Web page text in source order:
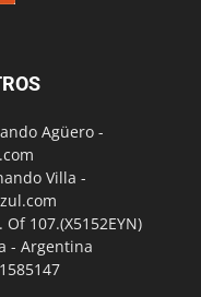
Agüero -
Villa -
107.(X5152EYN)
- Argentina